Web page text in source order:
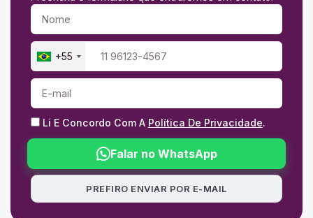
+55
Li E Concordo Com A Política De Privacidade.
Falar no WhatsApp
PREFIRO ENVIAR POR E-MAIL